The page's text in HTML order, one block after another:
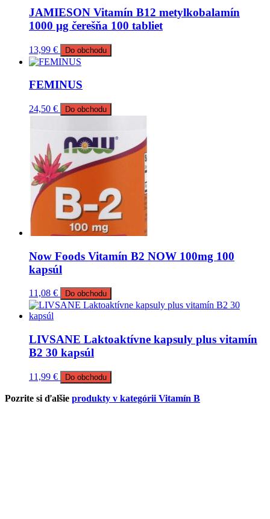
JAMIESON Vitamín B12 metylkobalamín
1000 µg čerešňa 100 tabliet
13,99 € Do obchodu
FEMINUS
24,50 € Do obchodu
Now Foods Vitamín B2 NOW 100mg 100
kapsúl
11,08 € Do obchodu
LIVSANE Laktoaktívne kapsuly plus vitamín
B2 30 kapsúl
11,99 € Do obchodu
Pozrite si ďalšie produkty v kategórii Vitamín B